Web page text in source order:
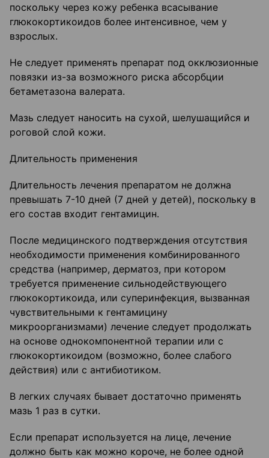
поскольку через кожу ребенка всасывание
глюкокортикоидов более интенсивное, чем у
взрослых.
Не следует применять препарат под окклюзионные
повязки из-за возможного риска абсорбции
бетаметазона валерата.
Мазь следует наносить на сухой, шелушащийся и
роговой слой кожи.
Длительность применения
Длительность лечения препаратом не должна
превышать 7-10 дней (7 дней у детей), поскольку в
его состав входит гентамицин.
После медицинского подтверждения отсутствия
необходимости применения комбинированного
средства (например, дерматоз, при котором
требуется применение сильнодействующего
глюкокортикоида, или суперинфекция, вызванная
чувствительными к гентамицину
микроорганизмами) лечение следует продолжать
на основе однокомпонентной терапии или с
глюкокортикоидом (возможно, более слабого
действия) или с антибиотиком.
В легких случаях бывает достаточно применять
мазь 1 раз в сутки.
Если препарат используется на лице, лечение
должно быть как можно короче, не более одной